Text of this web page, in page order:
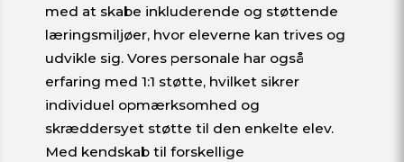
med at skabe inkluderende og støttende
læringsmiljøer, hvor eleverne kan trives og
udvikle sig. Vores personale har også
erfaring med 1:1 støtte, hvilket sikrer
individuel opmærksomhed og
skræddersyet støtte til den enkelte elev.
Med kendskab til forskellige